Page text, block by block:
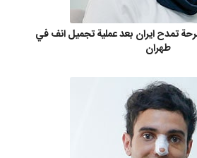
تمدح ايران بعد عملية تجميل انف في
طهران